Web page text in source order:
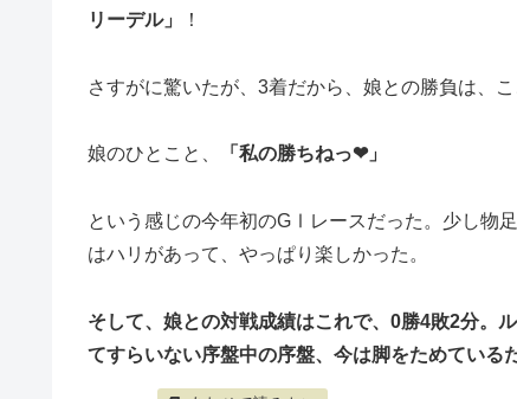
リーデル」
！
さすがに驚いたが、3着だから、娘との勝負は、
娘のひとこと、 「私の勝ちねっ❤」
という感じの今年初のGⅠレースだった。少し物
はハリがあって、やっぱり楽しかった。
そして、娘との対戦成績はこれで、0勝4敗2分。
てすらいない序盤中の序盤、今は脚をためている